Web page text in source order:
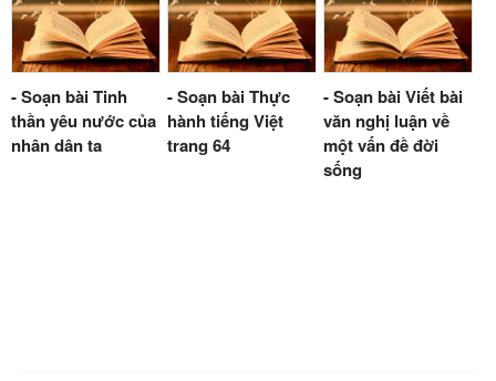
- Soạn bài Tinh
thần yêu nước của
nhân dân ta
- Soạn bài Thực
hành tiếng Việt
trang 64
- Soạn bài Viết bài
văn nghị luận về
một vấn đề đời
sống